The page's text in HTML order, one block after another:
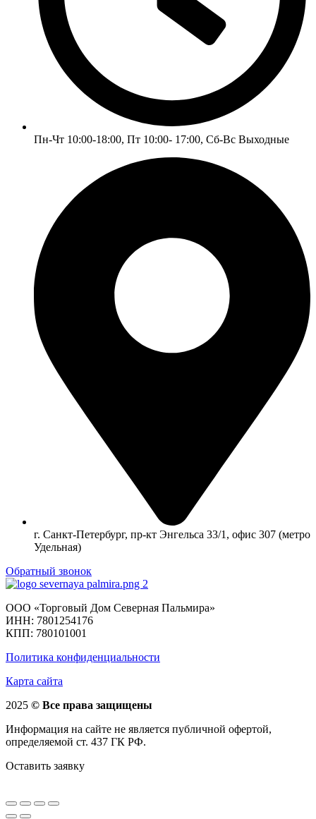
Пн-Чт 10:00-18:00, Пт 10:00- 17:00, Сб-Вс Выходные
г. Санкт-Петербург, пр-кт Энгельса 33/1, офис 307 (метро
Удельная)
Обратный звонок
ООО «Торговый Дом Северная Пальмира»
ИНН: 7801254176
КПП: 780101001
Политика конфиденциальности
Карта сайта
2025 © Все права защищены
Информация на сайте не является публичной офертой,
определяемой ст. 437 ГК РФ.
Оставить заявку